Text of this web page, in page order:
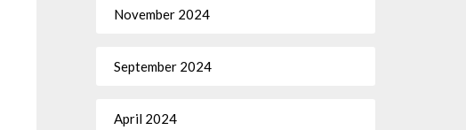
November 2024
September 2024
April 2024